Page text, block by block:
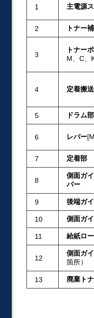
1 主電源
2 トナー
3
トナー
M、C、
4 定着搬
5 ドラム部
6 レバー
7 定着部
8
側面ガ
バー
9 後端ガ
10 側面ガ
11 給紙ロ
12
側面ガ
箇所）
13 廃棄ト